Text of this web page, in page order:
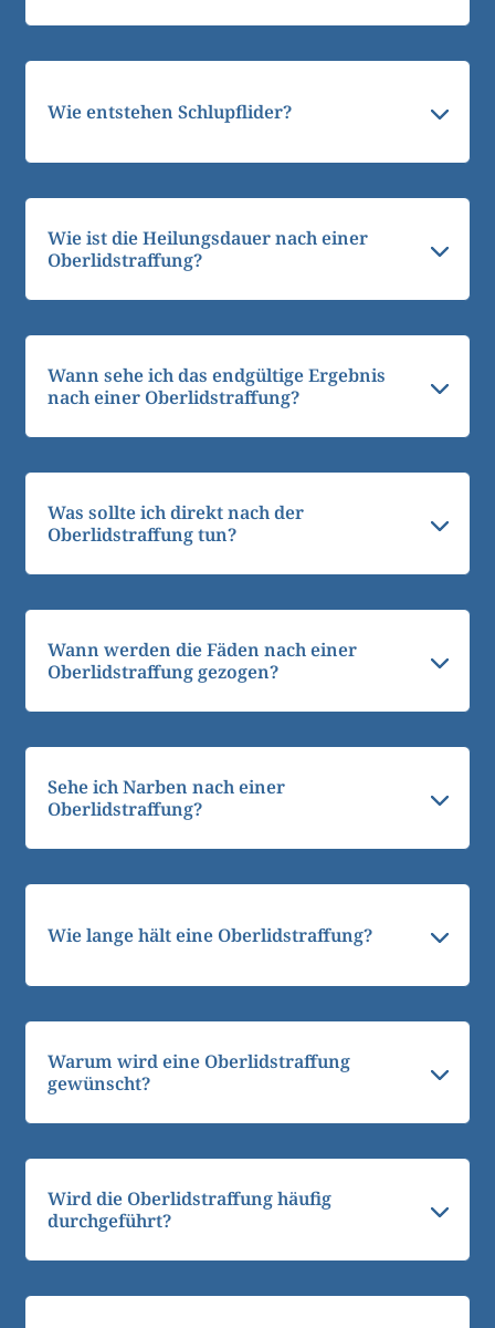
Wie entstehen Schlupflider?
Wie ist die Heilungsdauer nach einer
Oberlidstraffung?
Wann sehe ich das endgültige Ergebnis
nach einer Oberlidstraffung?
Was sollte ich direkt nach der
Oberlidstraffung tun?
Wann werden die Fäden nach einer
Oberlidstraffung gezogen?
Sehe ich Narben nach einer
Oberlidstraffung?
Wie lange hält eine Oberlidstraffung?
Warum wird eine Oberlidstraffung
gewünscht?
Wird die Oberlidstraffung häufig
durchgeführt?